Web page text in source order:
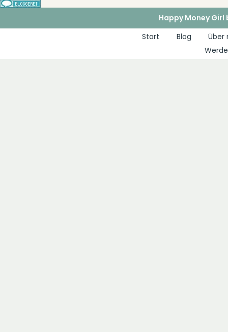
Inhalt
Happy Money
Start
Blog Über